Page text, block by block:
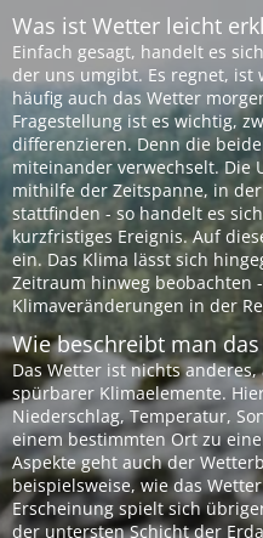
Was ist Wetter leicht
Einfach gesagt, handelt es
der uns umgibt. Es regnet, ist
häufig auch das Wetter
Fragestellung ist es wichtig,
differenzieren. Denn die
miteinander verwechselt. Die
mithilfe der Zeitspanne, in
stattfinden - so handelt es
kurzfristiges Ereignis. Auf
ein. Das Klima lässt sich
Zeitraum hinweg beobachten
Klimaveränderungen in der
Wie beschreibt man
Das Wetter ist nichts
spürbarer Klimaelemente.
Niederschlag, Temperatur,
einem bestimmten Ort zu
Aspekte geht auch der
beispielsweise, wie das
Erscheinung spielt sich
der untersten Schicht der